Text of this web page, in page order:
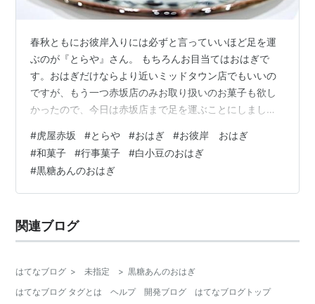
春秋ともにお彼岸入りには必ずと言っていいほど足を運
ぶのが『とらや』さん。 もちろんお目当てはおはぎで
す。おはぎだけならより近いミッドタウン店でもいいの
ですが、もう一つ赤坂店のみお取り扱いのお菓子も欲し
かったので、今日は赤坂店まで足を運ぶことにしまし
しようとテクテク頑張って歩きました。 （それでも消費
カロリーは305kcal…追いつきません-笑）おはぎ（ぼた
もち）は通年お作りしているお店もあるので、お彼岸に
限らずいただけるお菓子ではありますが、『とらや』さ
逃してはなるまいと、なるべくお彼岸入りの…
#虎屋赤坂 #とらや #おはぎ #お彼岸 おはぎ
#和菓子 #行事菓子 #白小豆のおはぎ
#黒糖あんのおはぎ
関連ブログ
はてなブログ > 未指定 > 黒糖あんのおはぎ
はてなブログ タグとは
ヘルプ 開発ブログ はてなブログトップ